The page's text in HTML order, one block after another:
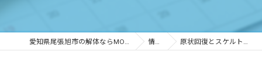
愛知県尾張旭市の解体ならMODEReNO ～原状回復・解体工事のモドリーノ～ 情報ブログ 原状回復とスケルトン工事と内装解体工事の違いは？